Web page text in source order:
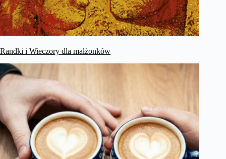
Randki i Wieczory dla małżonków